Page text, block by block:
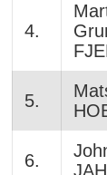
4.
5.
6.